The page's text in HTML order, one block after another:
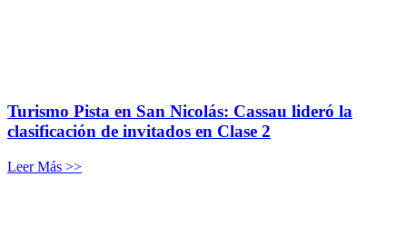
Turismo Pista en San Nicolás: Cassau lideró la
clasificación de invitados en Clase 2
Leer Más >>